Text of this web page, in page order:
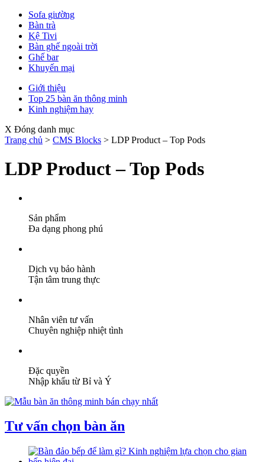
Sofa giường
Bàn trà
Kệ Tivi
Bàn ghế ngoài trời
Ghế bar
Khuyến mại
Giới thiệu
Top 25 bàn ăn thông minh
Kinh nghiệm hay
X Đóng danh mục
Trang chủ > CMS Blocks > LDP Product – Top Pods
LDP Product – Top Pods
Sản phẩm
Đa dạng phong phú
Dịch vụ bảo hành
Tận tâm trung thực
Nhân viên tư vấn
Chuyên nghiệp nhiệt tình
Đặc quyền
Nhập khẩu từ Bỉ và Ý
Tư vấn chọn bàn ăn